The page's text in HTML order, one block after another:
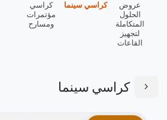
عروض
الحلول
المتكاملة
لتجهيز
القاعات
كراسي سينما
كراسي
مؤتمرات
ومسارح
كراسي سينما